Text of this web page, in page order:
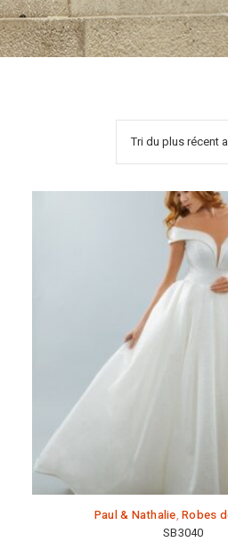
Tri du plus récent
Paul & Nathalie,Robes
SB3040